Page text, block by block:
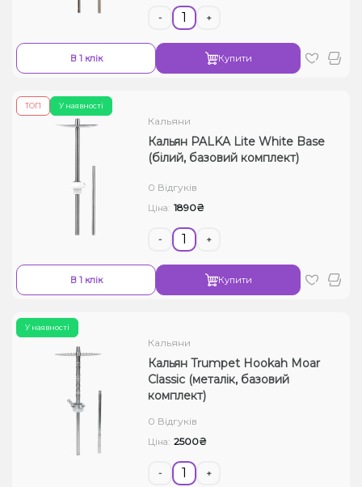
- +
В 1 клік Купити
У наявності
ТОП
Кальяни
Кальян PALKA Lite White Base
(білий, базовий комплект)
0 Відгуків
Ціна: 1890₴
- +
В 1 клік Купити
У наявності
Кальяни
Кальян Trumpet Hookah Moar
Classic (металік, базовий
комплект)
0 Відгуків
Ціна: 2500₴
- +